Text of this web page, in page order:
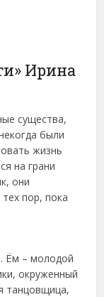
Ирина
существа,
были
жизнь
на грани
они
пор, пока
Ём – молодой
окруженный
танцовщица,